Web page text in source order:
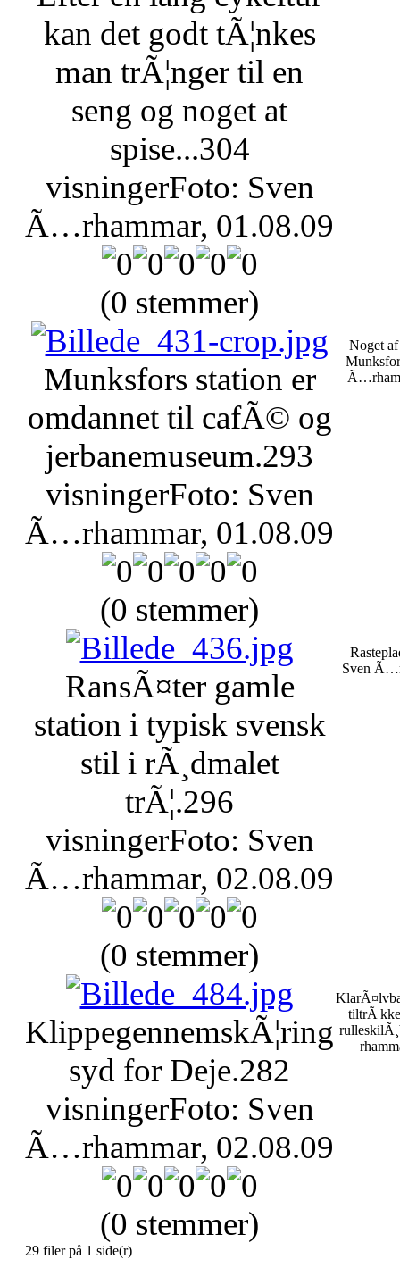
kan det godt tÃ¦nkes
man trÃ¦nger til en
seng og noget at
spise...304
visningerFoto: Sven
Ã…rhammar, 01.08.09
(0 stemmer)
Munksfors station er
omdannet til cafÃ© og
jerbanemuseum.293
visningerFoto: Sven
Ã…rhammar, 01.08.09
(0 stemmer)
Noget
RansÃ¤ter gamle
station i typisk svensk
stil i rÃ¸dmalet
trÃ¦.296
visningerFoto: Sven
Ã…rhammar, 02.08.09
(0 stemmer)
Sven
KlippegennemskÃ¦ring
syd for Deje.282
visningerFoto: Sven
Ã…rhammar, 02.08.09
(0 stemmer)
29 filer på 1 side(r)